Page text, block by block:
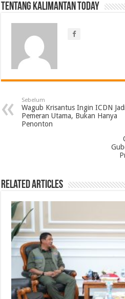
Tentang Kalimantan Today
Sebelum
Wagub Krisantus Ingin ICDN Jadi
Pemeran Utama, Bukan Hanya
Penonton
Related Articles